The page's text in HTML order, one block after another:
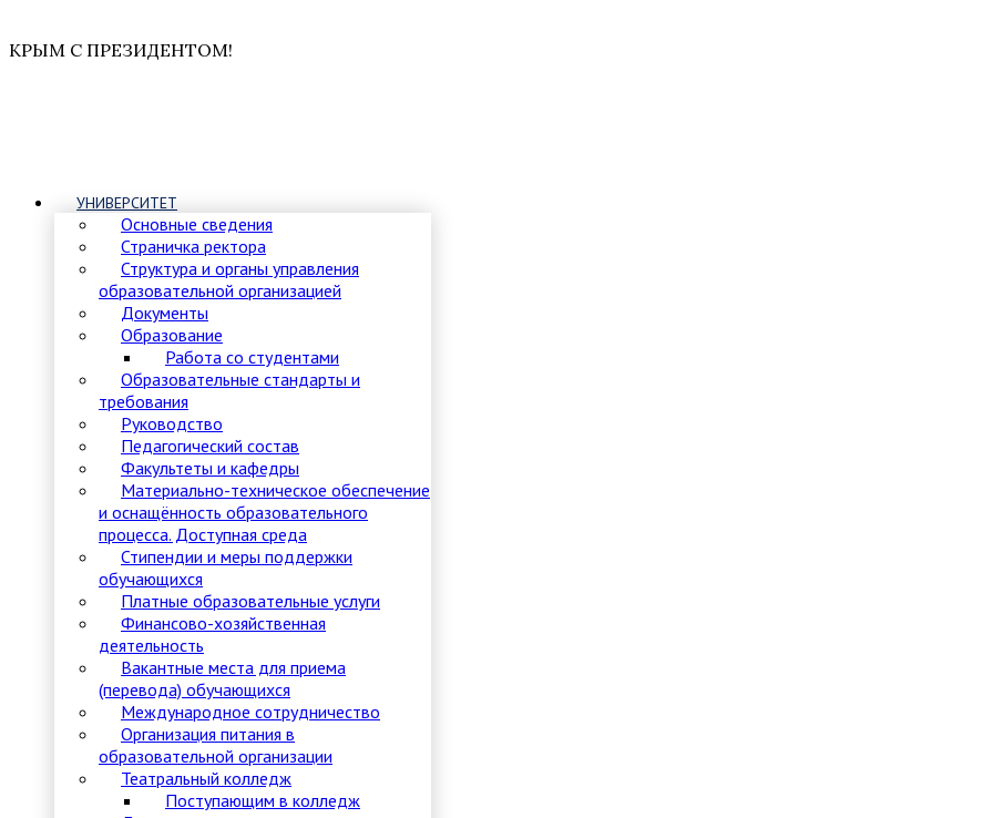
КРЫМ С ПРЕЗИДЕНТОМ!
УНИВЕРСИТЕТ
Основные сведения
Страничка ректора
Структура и органы управления
образовательной организацией
Документы
Образование
Работа со студентами
Образовательные стандарты и
требования
Руководство
Педагогический состав
Факультеты и кафедры
Материально-техническое обеспечение
и оснащённость образовательного
процесса. Доступная среда
Стипендии и меры поддержки
обучающихся
Платные образовательные услуги
Финансово-хозяйственная
деятельность
Вакантные места для приема
(перевода) обучающихся
Международное сотрудничество
Организация питания в
образовательной организации
Театральный колледж
Поступающим в колледж